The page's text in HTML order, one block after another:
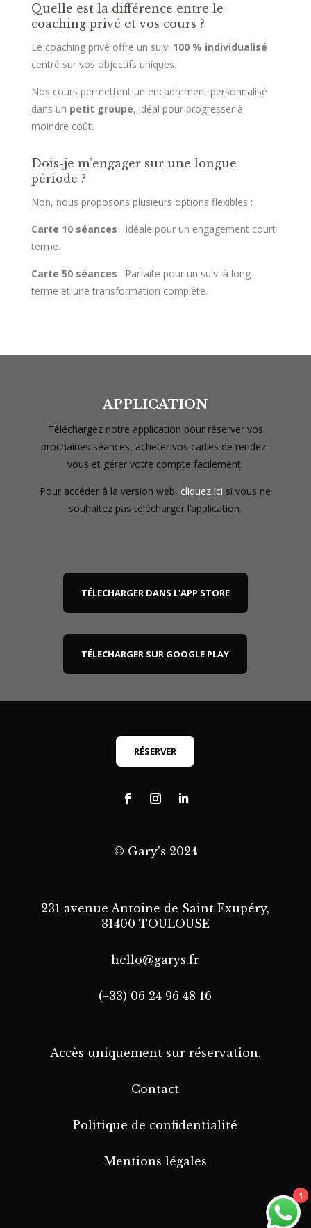
Quelle est la différence entre le
coaching privé et vos cours ?
Le coaching privé offre un suivi 100 % individualisé
centré sur vos objectifs uniques.
Nos cours permettent un encadrement personnalisé
dans un petit groupe, idéal pour progresser à
moindre coût.
Dois-je m’engager sur une longue
période ?
Non, nous proposons plusieurs options flexibles :
Carte 10 séances : Idéale pour un engagement court
terme.
Carte 50 séances : Parfaite pour un suivi à long
terme et une transformation complète.
APPLICATION
Téléchargez notre application pour réserver vos
prochaines séances, acheter vos cartes de rendez-
vous et gérer votre compte facilement.
Pour accéder à la version web, cliquez ici si vous ne
souhaitez pas télécharger l’application.
TÉLECHARGER DANS L'APP STORE
TÉLECHARGER SUR GOOGLE PLAY
RÉSERVER
© Gary's 2024
231 avenue Antoine de Saint Exupéry,
31400 TOULOUSE
hello@garys.fr
(+33) 06 24 96 48 16
Accès uniquement sur réservation.
Contact
Politique de confidentialité
Mentions légales
1